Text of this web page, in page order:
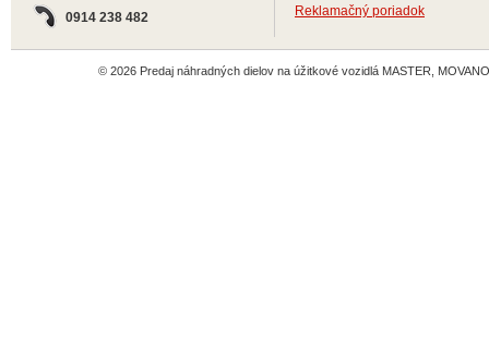
0914 238 482
Reklamačný poriadok
© 2026 Predaj náhradných dielov na úžitkové vozidlá MASTER,